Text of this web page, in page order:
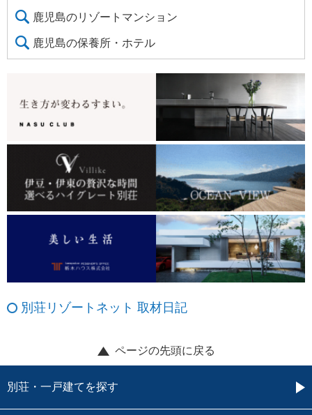
鹿児島のリゾートマンション
鹿児島の保養所・ホテル
別荘リゾートネット 取材日記
ページの先頭に戻る
別荘・一戸建てを探す